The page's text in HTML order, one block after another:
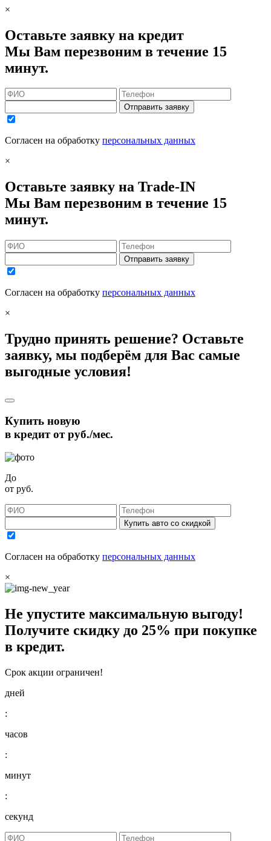
×
Оставьте заявку на кредит
Мы Вам перезвоним в течение 15
минут.
Отправить заявку
Согласен на обработку персональных данных
×
Оставьте заявку на Trade-IN
Мы Вам перезвоним в течение 15
минут.
Отправить заявку
Согласен на обработку персональных данных
×
Трудно принять решение? Оставьте
заявку, мы подберём для Вас самые
выгодные условия!
Купить новую
в кредит отруб./мес.
До
от руб.
Купить авто со скидкой
Согласен на обработку персональных данных
×
Не упустите максимальную выгоду!
Получите скидку до 25% при покупке
в кредит.
Срок акции ограничен!
дней
:
часов
:
минут
:
секунд